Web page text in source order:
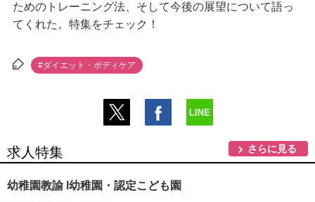
ためのトレーニング法、そして今後の展望について語っ
てくれた。特集をチェック！
#ダイエット・ボディケア
求人特集 さらに見る
幼稚園教諭 l幼稚園・認定こども園